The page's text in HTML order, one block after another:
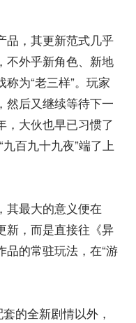
品，其更新范式几乎
不外乎新角色、新地
为“老三样”。玩家
然后又继续等待下一
，大伙也早已习惯了
百九十九夜”端了上
其最大的意义便在
新，而是直接往《异
的常驻玩法，在“游
的全新剧情以外，